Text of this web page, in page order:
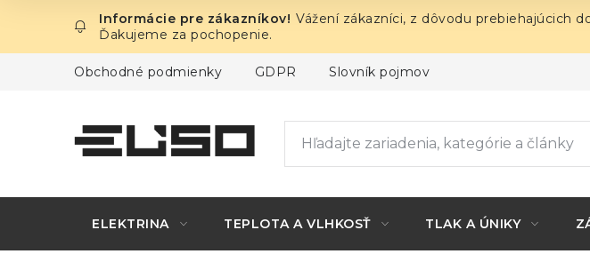
obsah
Vážení zákazníci, z dôvodu prebiehajúcich
Ďakujeme za pochopenie.
Obchodné podmienky GDPR Slovník pojmov
ELEKTRINA TEPLOTA A VLHKOSŤ TLAK A ÚNIKY